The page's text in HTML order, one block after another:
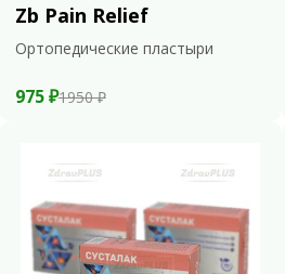
Zb Pain Relief
Ортопедические пластыри
975 ₽1950 ₽